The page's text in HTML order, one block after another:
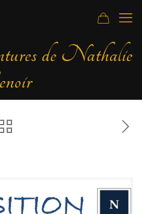
de Nathalie